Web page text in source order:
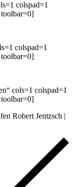
colspad=1
toolbar=0]
colspad=1
toolbar=0]
cols=1 colspad=1
toolbar=0]
Robert Jentzsch |